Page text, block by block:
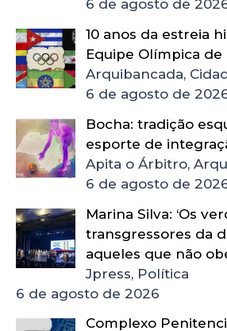
6 de agosto de
10 anos da estreia
Equipe Olímpica de
Arquibancada,
6 de agosto de
Bocha: tradição
esporte de
Apita o Árbitro,
6 de agosto de
Marina Silva: ‘Os
transgressores da
aqueles que não
Jpress, Política
6 de agosto de 2026
Complexo